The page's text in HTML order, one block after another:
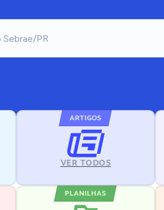
ARTIGOS
VER TODOS
PLANILHAS